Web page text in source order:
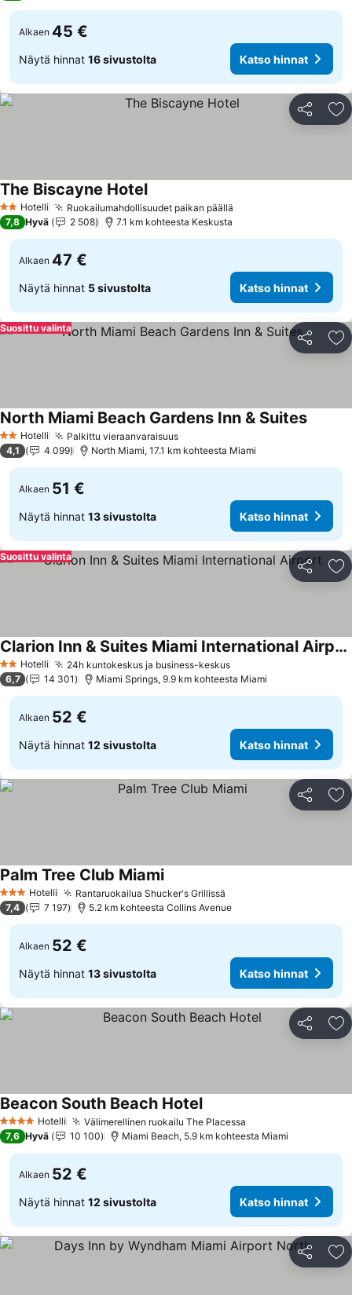
Alkaen 45 €
Näytä hinnat 16 sivustolta Katso hinnat
Jaa
2 Tähtiluokitus
Hotelli Ruokailumahdollisuudet paikan päällä
The Biscayne HotelKatso hinnat
7,8 Hyvä 2 508 7.1 km kohteesta Keskusta
Alkaen 47 €
Näytä hinnat 5 sivustolta Katso hinnat
Jaa
Suosittu valinta
2 Tähtiluokitus
Hotelli Palkittu vieraanvaraisuusKatso hinnat
North Miami Beach Gardens Inn & SuitesKatso
4,1 4 099 North Miami, 17.1 km kohteesta Miami
Alkaen 51 €
Näytä hinnat 13 sivustolta Katso hinnat
Jaa
Suosittu valinta
2 Tähtiluokitus
Hotelli 24h kuntokeskus ja business-keskusKatso hinnat
Clarion Inn & Suites Miami International Airport
Katso hinnat
6,7 14 301 Miami Springs, 9.9 km kohteesta Miami
Alkaen 52 €
Näytä hinnat 12 sivustolta Katso hinnat
Jaa
3 Tähtiluokitus
Hotelli Rantaruokailua Shucker's Grillissä
Palm Tree Club MiamiKatso hinnat
7,4 7 197 5.2 km kohteesta Collins Avenue
Alkaen 52 €
Näytä hinnat 13 sivustolta Katso hinnat
Jaa
4 Tähtiluokitus
Hotelli Välimerellinen ruokailu The Placessa
Beacon South Beach HotelKatso hinnat
7,6 Hyvä 10 100 Miami Beach, 5.9 km kohteesta Miami
Alkaen 52 €
Näytä hinnat 12 sivustolta Katso hinnat
Jaa